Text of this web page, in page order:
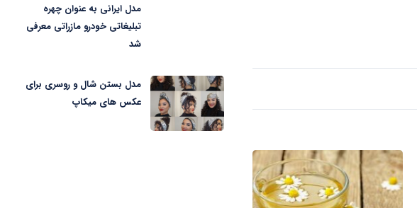
مدل ایرانی به عنوان چهره
تبلیغاتی خودرو مازراتی معرفی
شد
مدل بستن شال و روسری برای
عکس های میکاپ